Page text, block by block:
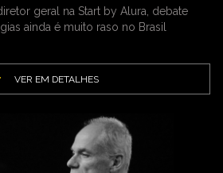
geral na Start by Alura, debate
ainda é muito raso no Brasil
VER EM DETALHES